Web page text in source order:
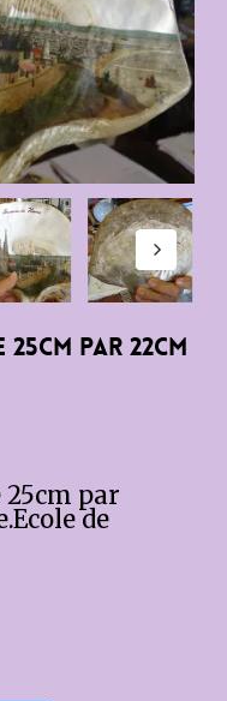
par 22cm
par
de